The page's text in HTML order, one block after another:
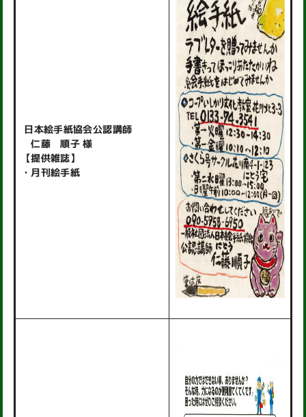
日本絵手紙協会公認講師
仁藤 順子 様
【提供雑誌】
・月刊絵手紙